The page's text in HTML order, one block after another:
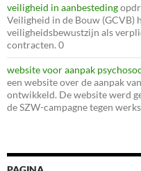
veiligheid in aanbesteding
Veiligheid in de Bouw (GCVB)
veiligheidsbewustzijn als
contracten. 0
website voor aanpak
een website over de aanpak
ontwikkeld. De website werd
de SZW-campagne tegen